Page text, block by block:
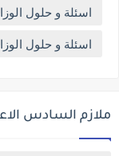
اسئلة و حلول الوزاري
اسئلة و حلول الوزاري
ملازم السادس